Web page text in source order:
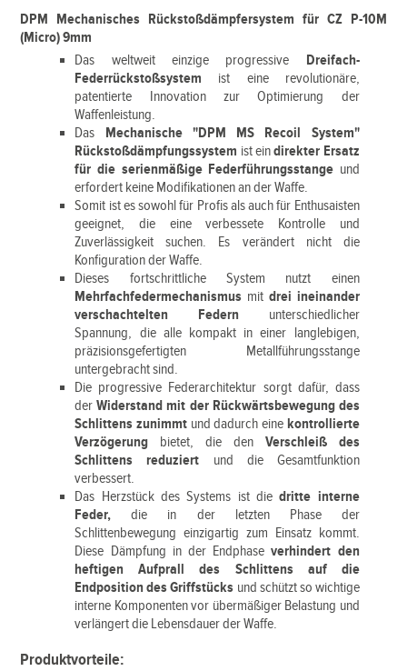
DPM Mechanisches Rückstoßdämpfersystem für CZ P-10M
(Micro) 9mm
Das weltweit einzige progressive Dreifach-
Federrückstoßsystem ist eine revolutionäre,
patentierte Innovation zur Optimierung der
Waffenleistung.
Das Mechanische "DPM MS Recoil System"
Rückstoßdämpfungssystem ist eindirekter Ersatz
für die serienmäßige Federführungsstange und
erfordert keine Modifikationen an der Waffe.
Somit ist es sowohl für Profis als auch für Enthusaisten
geeignet, die eine verbessete Kontrolle und
Zuverlässigkeit suchen. Es verändert nicht die
Konfiguration der Waffe.
Dieses fortschrittliche System nutzt einen
Mehrfachfedermechanismus mit drei ineinander
verschachtelten Federn unterschiedlicher
Spannung, die alle kompakt in einer langlebigen,
präzisionsgefertigten Metallführungsstange
untergebracht sind.
Die progressive Federarchitektur sorgt dafür, dass
derWiderstand mit der Rückwärtsbewegung des
Schlittens zunimmt und dadurch eine kontrollierte
Verzögerung bietet, die den Verschleiß des
Schlittens reduziert und die Gesamtfunktion
verbessert.
Das Herzstück des Systems ist diedritte interne
Feder, die in der letzten Phase der
Schlittenbewegung einzigartig zum Einsatz kommt.
Diese Dämpfung in der Endphaseverhindert den
heftigen Aufprall des Schlittens auf die
Endposition des Griffstücks und schützt so wichtige
interne Komponenten vor übermäßiger Belastung und
verlängert die Lebensdauer der Waffe.
Produktvorteile: